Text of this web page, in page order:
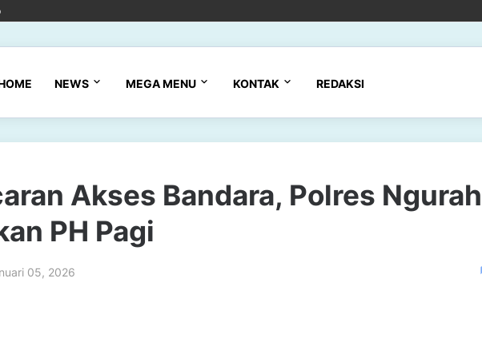
NEWS MEGA MENU KONTAK REDAKSI
Akses Bandara, Polres Ngurah
PH Pagi
05, 2026